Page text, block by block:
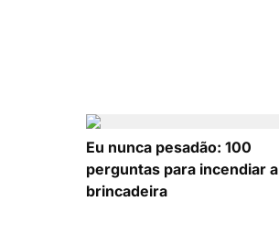
Eu nunca pesadão: 100
perguntas para incendiar a
brincadeira